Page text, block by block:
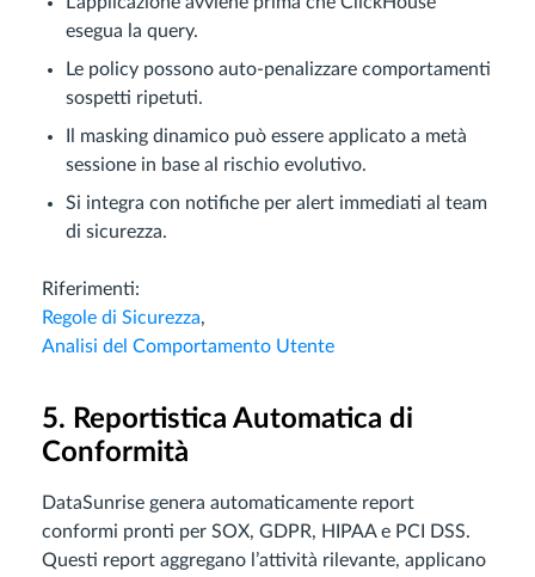
esegua la query.
Le policy possono auto-penalizzare comportamenti
sospetti ripetuti.
Il masking dinamico può essere applicato a metà
sessione in base al rischio evolutivo.
Si integra con notifiche per alert immediati al team
di sicurezza.
Riferimenti:
Regole di Sicurezza,
Analisi del Comportamento Utente
5. Reportistica Automatica di
Conformità
DataSunrise genera automaticamente report
conformi pronti per SOX, GDPR, HIPAA e PCI DSS.
Questi report aggregano l’attività rilevante, applicano